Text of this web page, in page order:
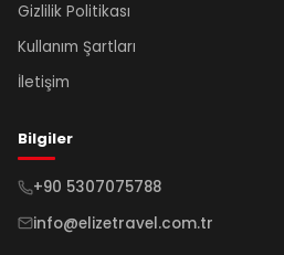
Gizlilik Politikası
Kullanım Şartları
İletişim
Bilgiler
+90 5307075788
info@elizetravel.com.tr